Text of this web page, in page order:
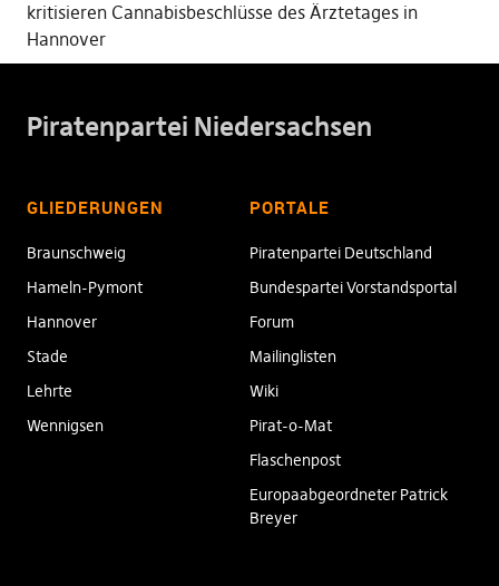
kritisieren Cannabisbeschlüsse des Ärztetages in
Hannover
Piratenpartei Niedersachsen
GLIEDERUNGEN
Braunschweig
Hameln-Pymont
Hannover
Stade
Lehrte
Wennigsen
PORTALE
Piratenpartei Deutschland
Bundespartei Vorstandsportal
Forum
Mailinglisten
Wiki
Pirat-o-Mat
Flaschenpost
Europaabgeordneter Patrick
Breyer